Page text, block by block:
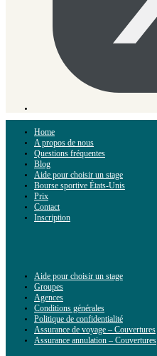
Home
A propos de nous
Questions fréquentes
Blog
Aide pour choisir un stage
Bourse sportive États-Unis
Prix
Contact
Inscription
Aide pour choisir un stage
Groupes
Agences
Conditions générales
Politique de confidentialité
Assurance de voyage – Couvertures
Assurance annulation – Couvertures